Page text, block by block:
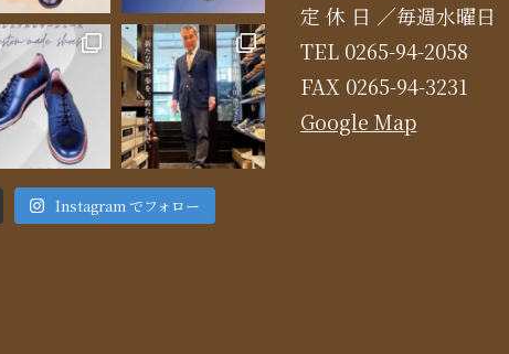
Instagram でフォロー
定 休 日 ／毎週水曜日
TEL 0265-94-2058
FAX 0265-94-3231
Google Map